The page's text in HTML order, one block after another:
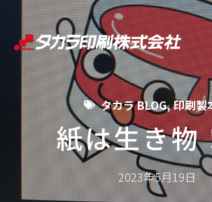
タカラ BLOG,印刷製
紙は生き物
2023年5月19日